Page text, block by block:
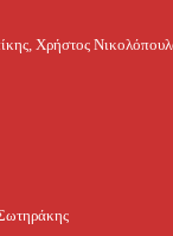
Χρήστος